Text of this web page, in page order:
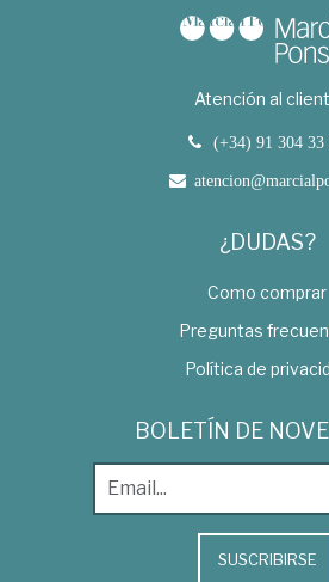
Atención al
(+34) 91 304 33
¿DUDAS?
Como comprar
Preguntas
Política de
BOLETÍN DE
SUSCRIBIRSE